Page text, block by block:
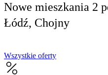
Nowe mieszkania 2
Łódź, Chojny
Wszystkie oferty